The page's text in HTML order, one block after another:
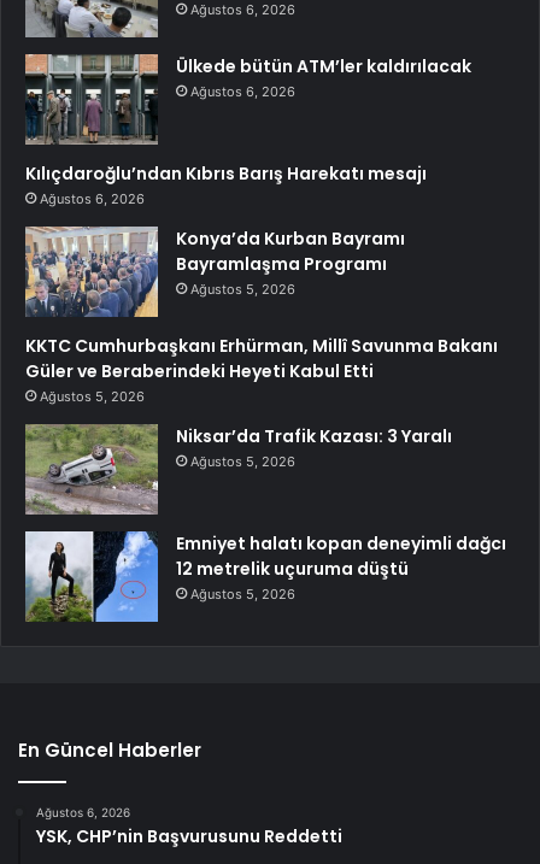
Ağustos 6, 2026
Ülkede bütün ATM’ler kaldırılacak
Ağustos 6, 2026
Kılıçdaroğlu’ndan Kıbrıs Barış Harekatı mesajı
Ağustos 6, 2026
Konya’da Kurban Bayramı
Bayramlaşma Programı
Ağustos 5, 2026
KKTC Cumhurbaşkanı Erhürman, Millî Savunma Bakanı
Güler ve Beraberindeki Heyeti Kabul Etti
Ağustos 5, 2026
Niksar’da Trafik Kazası: 3 Yaralı
Ağustos 5, 2026
Emniyet halatı kopan deneyimli dağcı
12 metrelik uçuruma düştü
Ağustos 5, 2026
En Güncel Haberler
Ağustos 6, 2026
YSK, CHP’nin Başvurusunu Reddetti